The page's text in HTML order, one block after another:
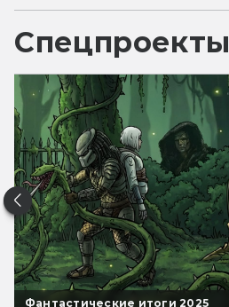
Спецпроекты
Фантастические итоги 2025